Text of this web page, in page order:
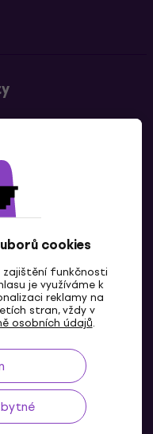
cookies
zajištění funkčnosti
je využíváme k
reklamy na
stran, vždy v
osobních údajů.